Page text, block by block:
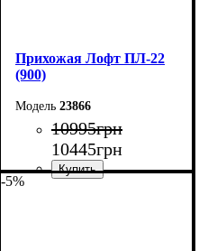
Прихожая Лофт ПЛ-22
(900)
23866
10995грн
10445грн
-5%